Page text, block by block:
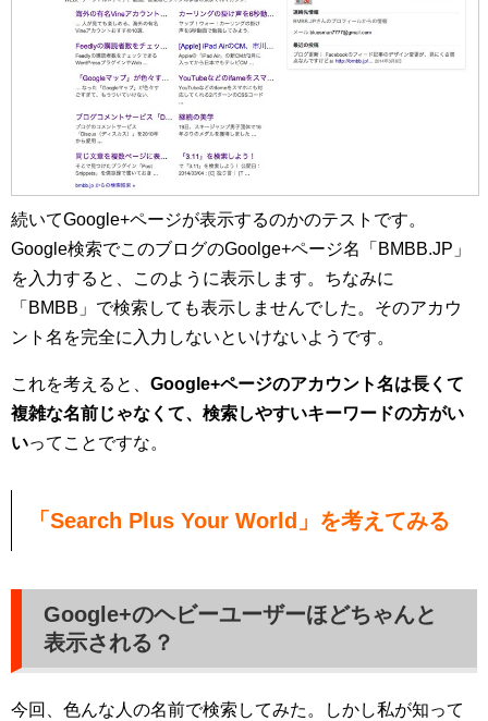
続いてGoogle+ページが表示するのかのテストです。
Google検索でこのブログのGoolge+ページ名「BMBB.JP」
を入力すると、このように表示します。ちなみに
「BMBB」で検索しても表示しませんでした。そのアカウ
ント名を完全に入力しないといけないようです。
これを考えると、 Google+ページのアカウント名は長くて
複雑な名前じゃなくて、検索しやすいキーワードの方がい
いってことですな。
「Search Plus Your World」を考えてみる
Google+のヘビーユーザーほどちゃんと
表示される？
今回、色んな人の名前で検索してみた。しかし私が知って